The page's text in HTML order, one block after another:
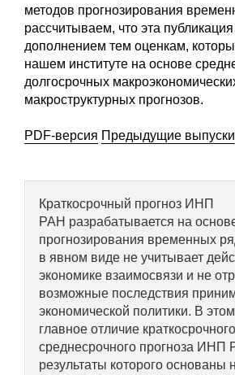
Отчетность
Противодействие
Материалы для СМИ
Публикации
Научная жизнь
Издания
Проблемы
О журнале
Номера журналов
Редакционная этика
методов прогнозирования
рассчитываем, что эта
дополнением тем оценкам,
нашем институте на основе
долгосрочных
макроструктурных прогнозов.
PDF-версия Предыдущие выпуски
Краткосрочный прогноз ИНП
РАН разрабатывается на
прогнозирования временных
в явном виде не учитывает
экономике взаимосвязи и не
возможные последствия
экономической политики. В
главное отличие
среднесрочного прогноза ИНП
результаты которого основаны